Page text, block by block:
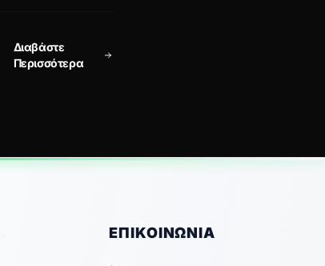
Διαβάστε
Περισσότερα
ΕΠΙΚΟΙΝΩΝΊΑ